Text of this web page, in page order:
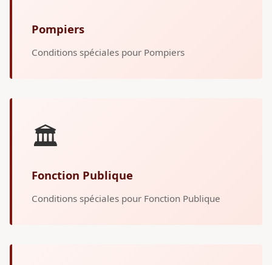
Pompiers
Conditions spéciales pour Pompiers
🏛️
Fonction Publique
Conditions spéciales pour Fonction Publique